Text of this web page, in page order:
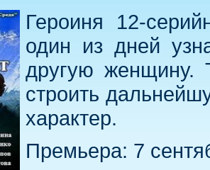
Героиня 12-
один из дней
другую женщину.
строить
характер.
Премьера: 7